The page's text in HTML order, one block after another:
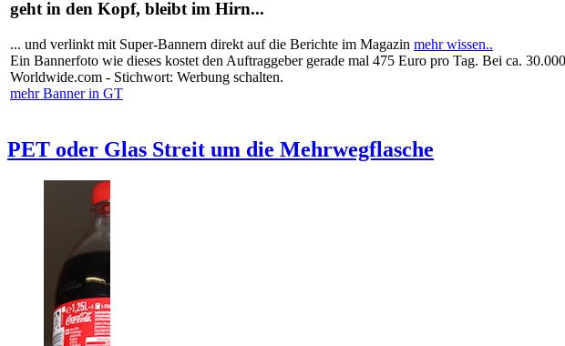
geht in den Kopf, bleibt im Hirn...
... und verlinkt mit Super-Bannern direkt auf die Berichte im Magazin mehr wissen..
Ein Bannerfoto wie dieses kostet den Auftraggeber gerade mal 475 Euro pro Tag. Bei ca.
Worldwide.com - Stichwort: Werbung schalten.
mehr Banner in GT
PET oder Glas Streit um die Mehrwegflasche